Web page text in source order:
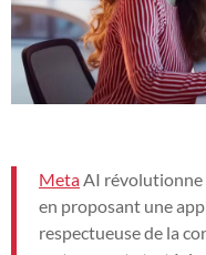
Meta AI révolutionne
en proposant une
respectueuse de la